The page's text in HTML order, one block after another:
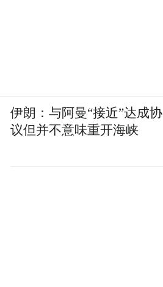
伊朗：与阿曼“接近”达成协
议但并不意味重开海峡